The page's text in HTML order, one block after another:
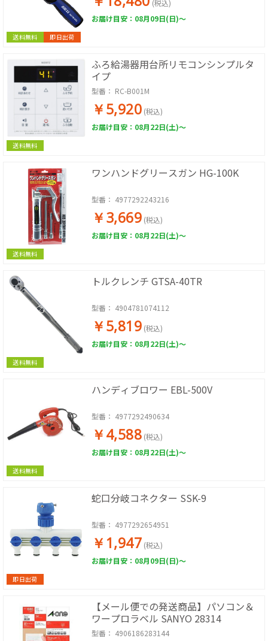
送料無料 即日出荷
(税込)
お届け目安：08月09日(日)～
送料無料
ふろ給湯器用台所リモコンシンプルタ
イプ
型番： RC-B001M
￥5,920 (税込)
お届け目安：08月22日(土)～
送料無料
ワンハンドグリースガン HG-100K
型番： 4977292243216
￥3,669 (税込)
お届け目安：08月22日(土)～
送料無料
トルクレンチ GTSA-40TR
型番： 4904781074112
￥5,819 (税込)
お届け目安：08月22日(土)～
送料無料
ハンディブロワー EBL-500V
型番： 4977292490634
￥4,588 (税込)
お届け目安：08月22日(土)～
即日出荷
蛇口分岐コネクター SSK-9
型番： 4977292654951
￥1,947 (税込)
お届け目安：08月09日(日)～
【メール便での発送商品】パソコン＆
ワープロラベル SANYO 28314
型番： 4906186283144